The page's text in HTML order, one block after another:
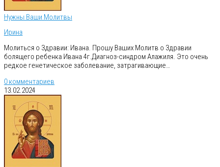
Нужны Ваши Молитвы
Ирина
Молиться о Здравии: Ивана. Прошу Ваших Молитв о Здравии
болящего ребенка Ивана 4г.Диагноз-синдром Алажиля. Это очень
редкое генетическое заболевание, затрагивающие…
0 комментариев
13.02.2024